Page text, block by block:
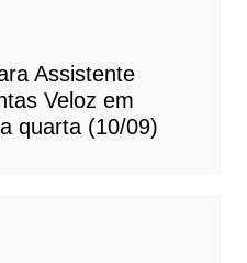
Assistente
Veloz em
quarta (10/09)